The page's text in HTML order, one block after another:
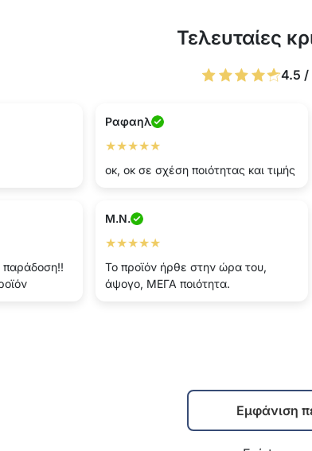
Τελευταίες
4.5 /
Ραφαηλ
★★★★★
οκ, οκ σε σχέση ποιότητας και τιμής
παράδοση!!
M.N.
★★★★★
Το προϊόν ήρθε στην ώρα του,
άψογο, ΜΕΓΑ ποιότητα.
Εμφάνιση